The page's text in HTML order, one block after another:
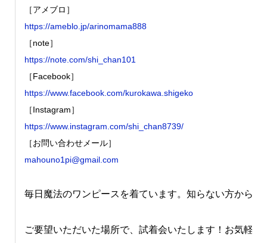
［アメブロ］
https://ameblo.jp/arinomama888
［note］
https://note.com/shi_chan101
［Facebook］
https://www.facebook.com/kurokawa.shigeko
［Instagram］
https://www.instagram.com/shi_chan8739/
［お問い合わせメール］
mahouno1pi@gmail.com
毎日魔法のワンピースを着ています。知らない方から
ご要望いただいた場所で、試着会いたします！お気軽